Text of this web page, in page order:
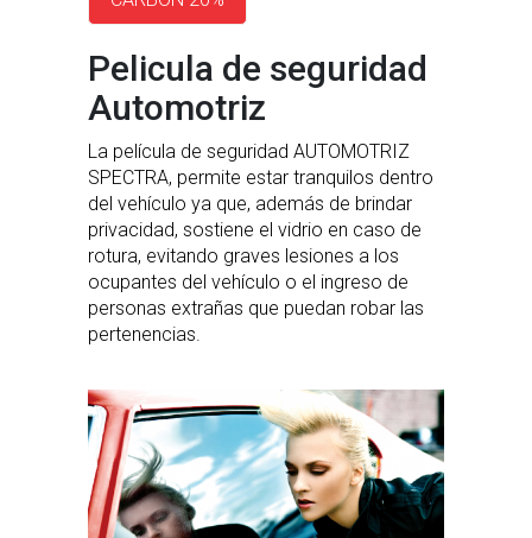
Pelicula de seguridad
Automotriz
La película de seguridad AUTOMOTRIZ
SPECTRA, permite estar tranquilos dentro
del vehículo ya que, además de brindar
privacidad, sostiene el vidrio en caso de
rotura, evitando graves lesiones a los
ocupantes del vehículo o el ingreso de
personas extrañas que puedan robar las
pertenencias.